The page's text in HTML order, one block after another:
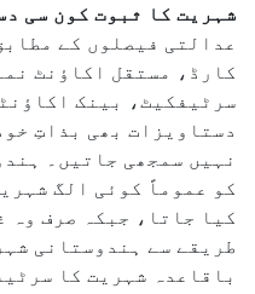
شہریت کا ثبوت کون سی
عدالتی فیصلوں کے
سرٹیفکیٹ، بینک
دستاویزات بھی بذاتِ
نہیں سمجھی جاتیں۔
کو عموماً کوئی الگ
کیا جاتا، جبکہ صرف وہ
طریقے سے ہندوستانی
باقاعدہ شہریت کا